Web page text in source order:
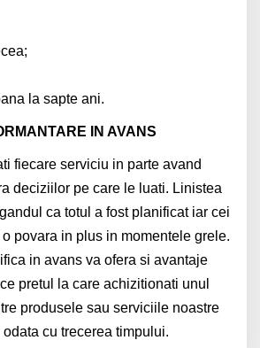
la sapte ani.
IN AVANS
fiecare serviciu in parte avand
deciziilor pe care le luati. Linistea
ca totul a fost planificat iar cei
povara in plus in momentele grele.
in avans va ofera si avantaje
pretul la care achizitionati unul
produsele sau serviciile noastre
cu trecerea timpului.